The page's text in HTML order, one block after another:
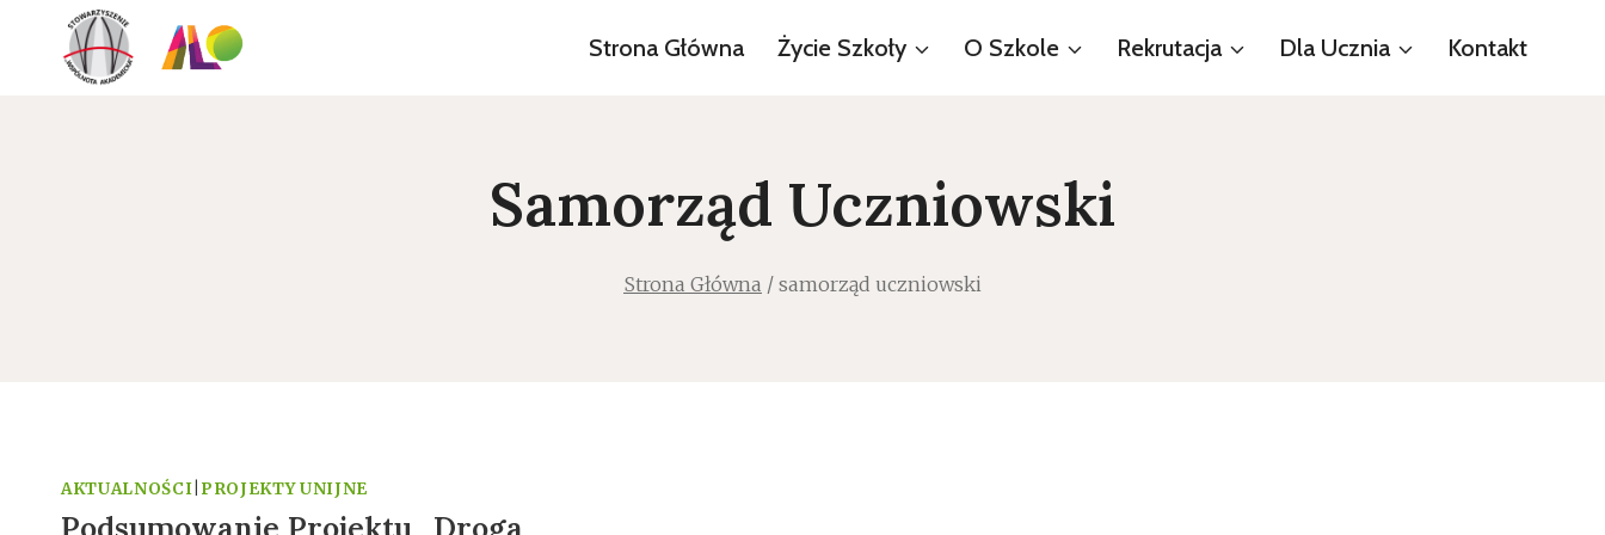
Przejdź
Strona Główna Życie Szkoły O Szkole Rekrutacja Dla Ucznia Kontakt
Samorząd Uczniowski
Strona Główna / samorząd uczniowski
AKTUALNOŚCI PROJEKTY UNIJNE